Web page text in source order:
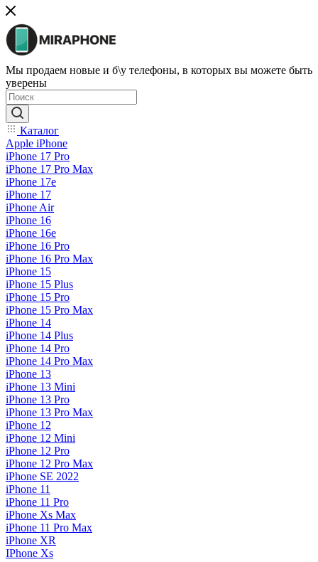
Мы продаем новые и б\у телефоны, в которых вы можете быть
уверены
Каталог
Apple iPhone
iPhone 17 Pro
iPhone 17 Pro Max
iPhone 17e
iPhone 17
iPhone Air
iPhone 16
iPhone 16e
iPhone 16 Pro
iPhone 16 Pro Max
iPhone 15
iPhone 15 Plus
iPhone 15 Pro
iPhone 15 Pro Max
iPhone 14
iPhone 14 Plus
iPhone 14 Pro
iPhone 14 Pro Max
iPhone 13
iPhone 13 Mini
iPhone 13 Pro
iPhone 13 Pro Max
iPhone 12
iPhone 12 Mini
iPhone 12 Pro
iPhone 12 Pro Max
iPhone SE 2022
iPhone 11
iPhone 11 Pro
iPhone Xs Max
iPhone 11 Pro Max
iPhone XR
IPhone Xs